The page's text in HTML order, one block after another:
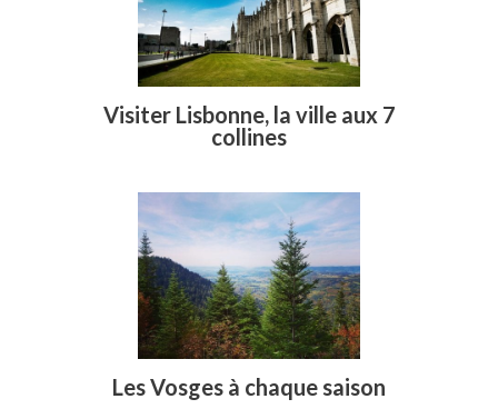
Visiter Lisbonne, la ville aux 7
collines
Les Vosges à chaque saison